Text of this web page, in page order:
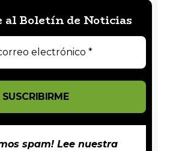
al Boletín de Noticias
spam! Lee nuestra